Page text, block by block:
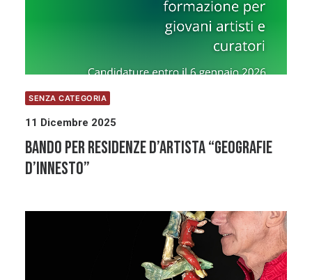
SENZA CATEGORIA
11 Dicembre 2025
Bando per residenze d’artista “Geografie
d’innesto”